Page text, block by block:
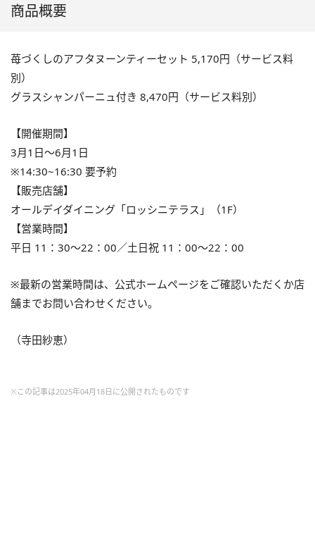
商品概要
苺づくしのアフタヌーンティーセット 5,170円（サービス料
別）
グラスシャンパーニュ付き 8,470円（サービス料別）
【開催期間】
3月1日～6月1日
※14:30~16:30 要予約
【販売店舗】
オールデイダイニング「ロッシニテラス」（1F）
【営業時間】
平日 11：30～22：00／土日祝 11：00～22：00
※最新の営業時間は、公式ホームページをご確認いただくか店
舗までお問い合わせください。
（寺田紗恵）
※この記事は2025年04月18日に公開されたものです